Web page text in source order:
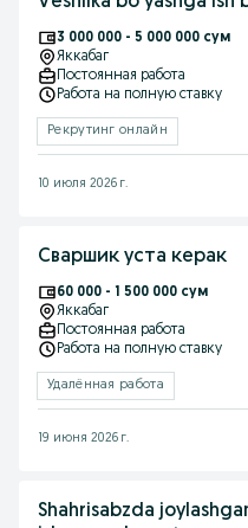
3 000 000 - 5 000 000 сум
Яккабаг
Постоянная работа
Работа на полную ставку
Рекрутинг онлайн
10 июля 2026 г.
Сваршик уста керак
60 000 - 1 500 000 сум
Яккабаг
Постоянная работа
Работа на полную ставку
Удалённая работа
19 июня 2026 г.
Shahrisabzda